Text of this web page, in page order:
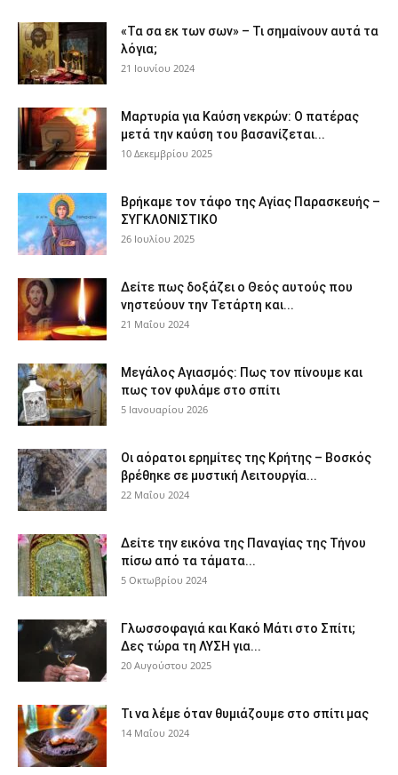
«Τα σα εκ των σων» – Τι σημαίνουν αυτά τα
λόγια;
21 Ιουνίου 2024
Μαρτυρία για Καύση νεκρών: Ο πατέρας
μετά την καύση του βασανίζεται...
10 Δεκεμβρίου 2025
Βρήκαμε τον τάφο της Αγίας Παρασκευής –
ΣΥΓΚΛΟΝΙΣΤΙΚΟ
26 Ιουλίου 2025
Δείτε πως δοξάζει ο Θεός αυτούς που
νηστεύουν την Τετάρτη και...
21 Μαΐου 2024
Μεγάλος Αγιασμός: Πως τον πίνουμε και
πως τον φυλάμε στο σπίτι
5 Ιανουαρίου 2026
Οι αόρατοι ερημίτες της Κρήτης – Βοσκός
βρέθηκε σε μυστική Λειτουργία...
22 Μαΐου 2024
Δείτε την εικόνα της Παναγίας της Τήνου
πίσω από τα τάματα...
5 Οκτωβρίου 2024
Γλωσσοφαγιά και Κακό Μάτι στο Σπίτι;
Δες τώρα τη ΛΥΣΗ για...
20 Αυγούστου 2025
Τι να λέμε όταν θυμιάζουμε στο σπίτι μας
14 Μαΐου 2024